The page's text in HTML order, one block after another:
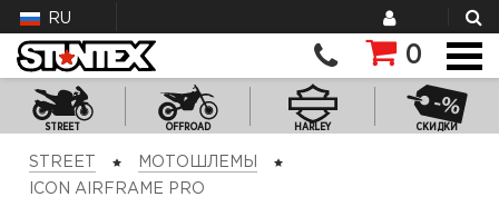
RU
0
STREET OFFROAD HARLEY СКИДКИ
STREET
МОТОШЛЕМЫ
ICON AIRFRAME PRO